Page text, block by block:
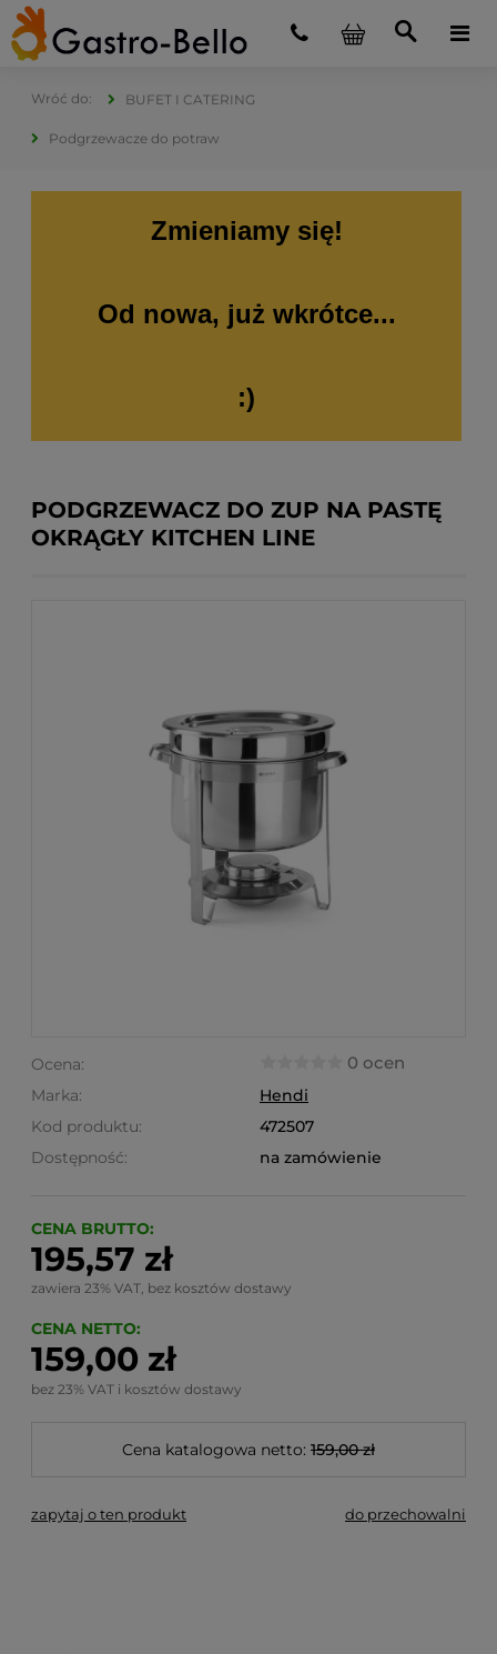
BUFET I CATERING
Podgrzewacze do potraw
Zmieniamy się!
Od nowa, już wkrótce...
:)
PODGRZEWACZ DO ZUP NA PASTĘ
OKRĄGŁY KITCHEN LINE
Ocena: 0 ocen
Marka:
Hendi
Kod produktu:
472507
Dostępność:
na zamówienie
CENA BRUTTO:
195,57 zł
zawiera 23% VAT, bez kosztów dostawy
CENA NETTO:
159,00 zł
bez 23% VAT i kosztów dostawy
Cena katalogowa netto: 159,00 zł
zapytaj o ten produkt do przechowalni